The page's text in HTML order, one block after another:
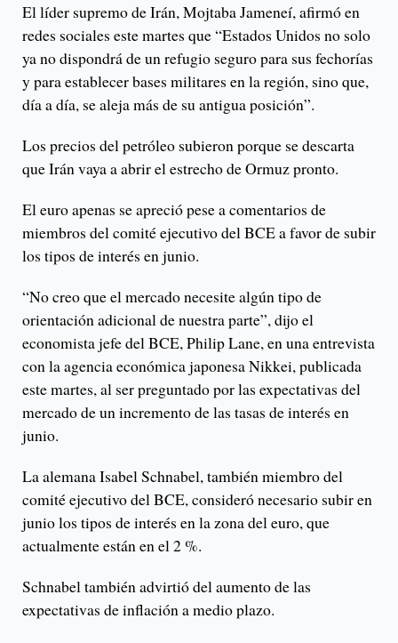
El líder supremo de Irán, Mojtaba Jameneí, afirmó en
redes sociales este martes que “Estados Unidos no solo
ya no dispondrá de un refugio seguro para sus fechorías
y para establecer bases militares en la región, sino que,
día a día, se aleja más de su antigua posición”.
Los precios del petróleo subieron porque se descarta
que Irán vaya a abrir el estrecho de Ormuz pronto.
El euro apenas se apreció pese a comentarios de
miembros del comité ejecutivo del BCE a favor de subir
los tipos de interés en junio.
“No creo que el mercado necesite algún tipo de
orientación adicional de nuestra parte”, dijo el
economista jefe del BCE, Philip Lane, en una entrevista
con la agencia económica japonesa Nikkei, publicada
este martes, al ser preguntado por las expectativas del
mercado de un incremento de las tasas de interés en
junio.
La alemana Isabel Schnabel, también miembro del
comité ejecutivo del BCE, consideró necesario subir en
junio los tipos de interés en la zona del euro, que
actualmente están en el 2 %.
Schnabel también advirtió del aumento de las
expectativas de inflación a medio plazo.